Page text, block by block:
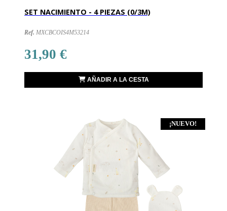
SET NACIMIENTO - 4 PIEZAS (0/3M)
Ref. MXCBCOIS4M53214
31,90 €
AÑADIR A LA CESTA
¡NUEVO!